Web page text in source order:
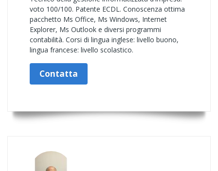
voto 100/100. Patente ECDL. Conoscenza ottima
pacchetto Ms Office, Ms Windows, Internet
Explorer, Ms Outlook e diversi programmi
contabilità. Corsi di lingua inglese: livello buono,
lingua francese: livello scolastico.
Contatta